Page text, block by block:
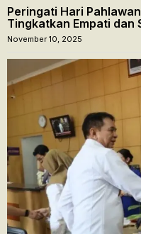
Peringati Hari
Tingkatkan Empati dan
November 10, 2025